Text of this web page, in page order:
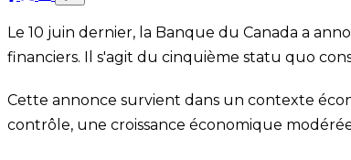
Le 10 juin dernier, la Banque du Canada a
financiers. Il s'agit du cinquième statu quo
Cette annonce survient dans un contexte
contrôle, une croissance économique